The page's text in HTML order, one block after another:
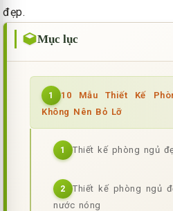
đẹp.
Mục lục
1
10 Mẫu Thiết Kế
Không Nên Bỏ Lỡ
1 Thiết kế phòng ngủ
2
Thiết kế phòng ngủ
nước nóng